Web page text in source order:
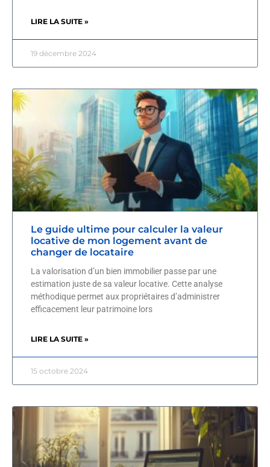
LIRE LA SUITE »
19 décembre 2024
Le guide ultime pour calculer la valeur
locative de mon logement avant de
changer de locataire
La valorisation d’un bien immobilier passe par une
estimation juste de sa valeur locative. Cette analyse
méthodique permet aux propriétaires d’administrer
efficacement leur patrimoine lors
LIRE LA SUITE »
15 octobre 2024